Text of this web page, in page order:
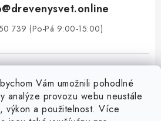
Vám umožnili pohodlné
analýze provozu webu neustále
výkon a použitelnost. Více
@drevenysvet.online
739 (Po-Pá 9:00-15:00)